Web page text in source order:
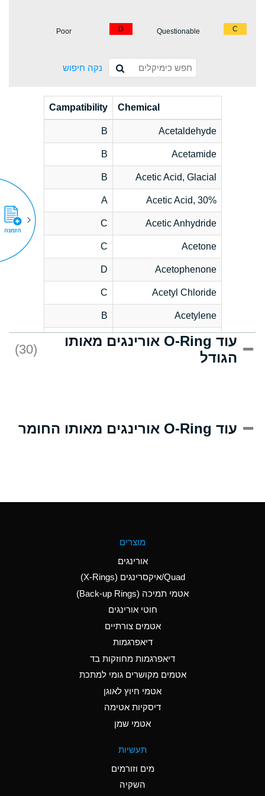
C
Questionable
D
Poor
נקה חיפוש
Chemical
Campatibility
Acetaldehyde
B
Acetamide
B
Acetic Acid, Glacial
B
Acetic Acid, 30%
A
Acetic Anhydride
C
Acetone
C
Acetophenone
D
Acetyl Chloride
C
Acetylene
B
Acrlylonitrile
D
Adipic Acid
(Aqueous)
Aluminum Nitrate
(Aqueous)
Aluminum Phosphate
Ammonia Anhydrous
C
Ammonia Gas (cold)
A
Ammonia Gas (hot)
עוד O-Ring אורינגים מאותו
הגודל
(30)
עוד O-Ring אורינגים מאותו החומר
מוצרים
אורינגים
Quad/איקסרינגים (X-Rings)
אטמי תמיכה (Back-up Rings)
חוטי אורינגים
אטמים צורתיים
דיאפרגמות
דיאפרגמות מחוזקות בד
אטמים מקושרים גומי למתכת
אטמי חיוץ לאוגן
דיסקיות אטימה
אטמי שמן
תעשיות
מים וזורמים
השקיה
הזמנה